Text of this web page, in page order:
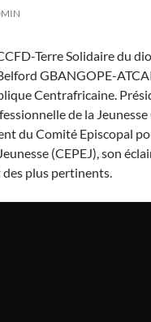
Terre Solidaire du
GBANGOPE-
Centrafricaine.
de la
du Comité Episcopal
(CEPEJ), son
plus pertinents.